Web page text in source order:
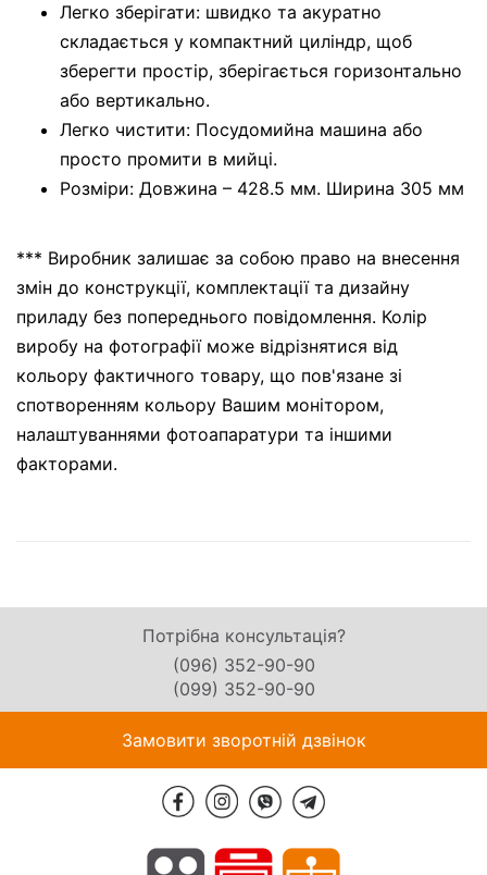
Легко зберігати: швидко та акуратно
складається у компактний циліндр, щоб
зберегти простір, зберігається горизонтально
або вертикально.
Легко чистити: Посудомийна машина або
просто промити в мийці.
Розміри: Довжина – 428.5 мм. Ширина 305 мм
*** Виробник залишає за собою право на внесення
змін до конструкції, комплектації та дизайну
приладу без попереднього повідомлення. Колір
виробу на фотографії може відрізнятися від
кольору фактичного товару, що пов'язане зі
спотворенням кольору Вашим монітором,
налаштуваннями фотоапаратури та іншими
факторами.
Потрібна консультація?
(096) 352-90-90
(099) 352-90-90
Замовити зворотній дзвінок